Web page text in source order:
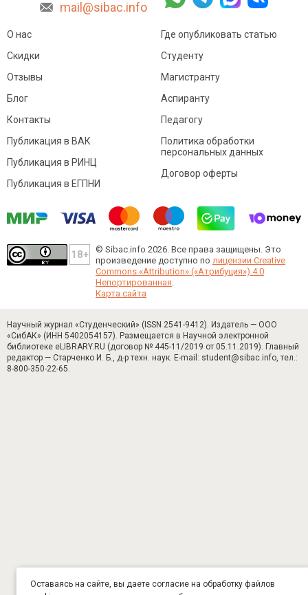
mail@sibac.info
О нас
Скидки
Отзывы
Блог
Контакты
Где опубликовать статью
Студенту
Магистранту
Аспиранту
Педагогу
Публикация в ВАК
Публикация в РИНЦ
Публикация в ЕГПНИ
Политика обработки
персональных данных
Договор оферты
© Sibac.info 2026. Все права защищены. Это
произведение доступно по лицензии Creative
Commons «Attribution» («Атрибуция») 4.0
Непортированная.
Карта сайта
Научный журнал «Студенческий» (ISSN 2541-9412). Издатель — ООО
«СибАК» (ИНН 5402054157). Размещается в Научной электронной
библиотеке eLIBRARY.RU (договор № 445-11/2019 от 05.11.2019). Главный
редактор — Старченко И. Б., д-р техн. наук. E-mail: student@sibac.info, тел.:
8-800-350-22-65.
Оставаясь на сайте, вы даете согласие на обработку файлов